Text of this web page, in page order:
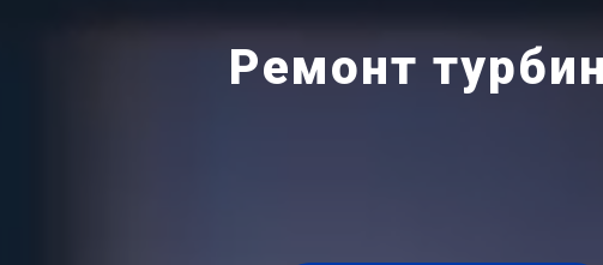
Ремонт